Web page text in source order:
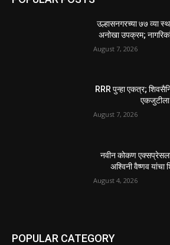
उल्हासनगरच्या ७७ व्या
अनोखा उपक्रम;
August 7, 2026
RRR पुन्हा एकत्र;
August 7, 2026
नवीन कोकण एक्सप्रेसला
अश्विनी वैष्णव यांचा
August 4, 2026
POPULAR CATEGORY